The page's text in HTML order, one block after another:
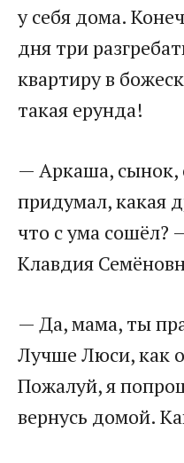
у себя дома.
дня три
квартиру в
такая ерунда!​
​— Аркаша, сынок,
придумал, какая
что с ума сошёл?
Клавдия
​— Да, мама, ты
Лучше Люси, как
Пожалуй, я
вернусь домой.